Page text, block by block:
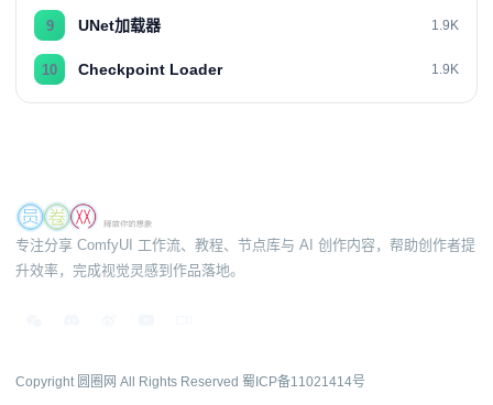
9 UNet加载器 1.9K
10 Checkpoint Loader 1.9K
专注分享 ComfyUI 工作流、教程、节点库与 AI 创作内容，帮助创作者提
升效率，完成视觉灵感到作品落地。
Copyright 圆圈网 All Rights Reserved 蜀ICP备11021414号